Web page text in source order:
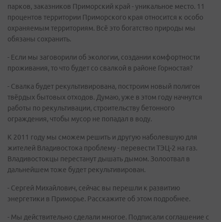
парков, заказников Приморский край - уникальное место. 11
процентов территории Приморского края относится к особо
охраняемым территориям. Всё это богатство природы мы
обязаны сохранить.
- Если мы заговорили об экологии, создании комфортности
проживания, то что будет со свалкой в районе Горностая?
- Свалка будет рекультивирована, построим новый полигон
твёрдых бытовых отходов. Думаю, уже в этом году начнутся
работы по рекультивации, строительству бетонного
ограждения, чтобы мусор не попадал в воду.
К 2011 году мы сможем решить и другую наболевшую для
жителей Владивостока проблему - перевести ТЭЦ-2 на газ.
Владивостокцы перестанут дышать дымом. Золоотвал в
дальнейшем тоже будет рекультивирован.
- Сергей Михайлович, сейчас вы перешли к развитию
энергетики в Приморье. Расскажите об этом подробнее.
- Мы действительно сделали многое. Подписали соглашение с